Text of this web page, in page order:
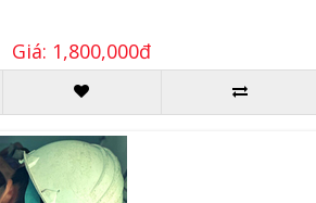
Giá: 1,800,000đ